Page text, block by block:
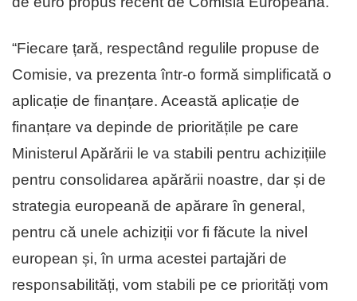
“Fiecare țară, respectând regulile propuse de
Comisie, va prezenta într-o formă simplificată o
aplicație de finanțare. Această aplicație de
finanțare va depinde de prioritățile pe care
Ministerul Apărării le va stabili pentru achizițiile
pentru consolidarea apărării noastre, dar și de
strategia europeană de apărare în general,
pentru că unele achiziții vor fi făcute la nivel
european și, în urma acestei partajări de
responsabilități, vom stabili pe ce priorități vom